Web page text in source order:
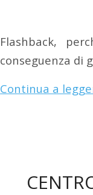
Flashback,
conseguenza di
Continua a